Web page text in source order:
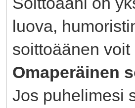
luova,
soittoäänen
Omaperäinen
Jos puhelimesi